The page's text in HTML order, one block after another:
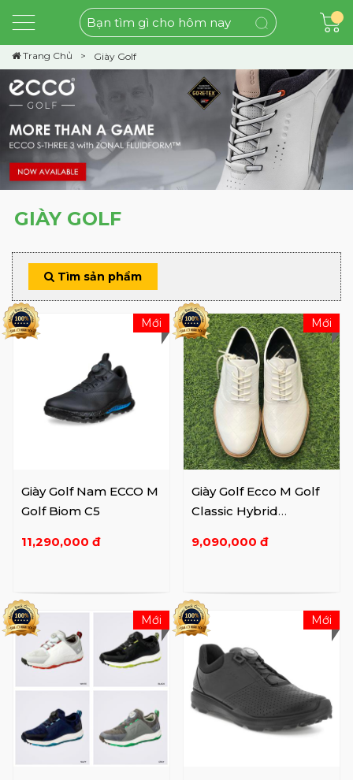
Trang Chủ Giày Golf
GIÀY GOLF
Tìm sản phẩm
Giày Golf Nam ECCO M
Golf Biom C5
11,290,000 đ
Mới
Giày Golf Ecco M Golf
Classic Hybrid
9,090,000 đ
Mới
Mới Mới